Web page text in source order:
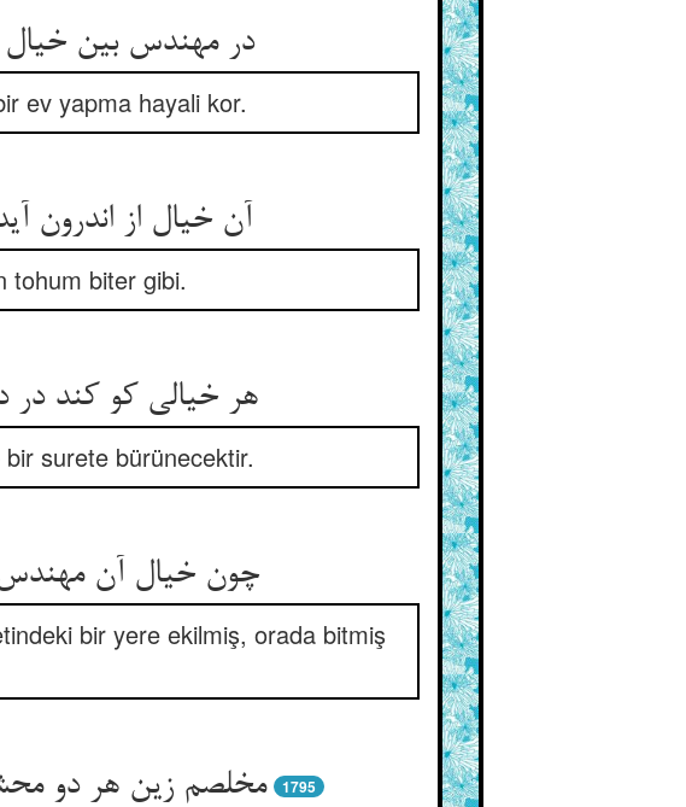
در مهندس بین خیال خانه‌ای ** در دلش چون در زمینی دانه‌ای
ev yapma hayali kor.
tohum biter gibi.
هر خیالی کو کند در دل وطن ** روز محشر صورتی خواهد شدن
surete bürünecektir.
bir yere ekilmiş, orada bitmiş
مخلصم زین هر دو 1795